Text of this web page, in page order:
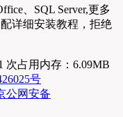
、SQL Server,更多
详细安装教程，拒绝
次占用内存：6.09MB
号
公网安备